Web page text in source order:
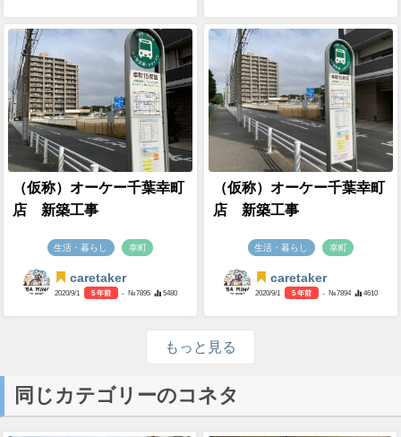
（仮称）オーケー千葉幸町
店 新築工事
生活・暮らし 幸町
caretaker
2020/9/1 5 年前 - №7895 5480
（仮称）オーケー千葉幸町
店 新築工事
生活・暮らし 幸町
caretaker
2020/9/1 5 年前 - №7894 4610
もっと見る
同じカテゴリーのコネタ